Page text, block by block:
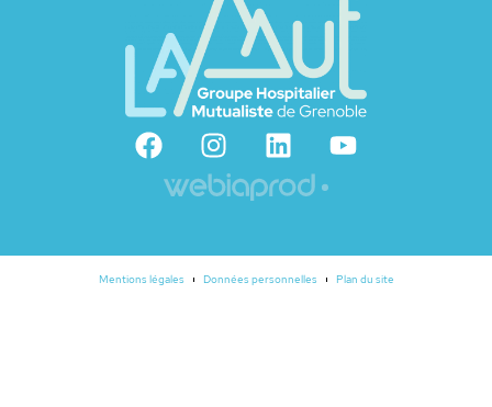
Mentions légales Données personnelles Plan du site